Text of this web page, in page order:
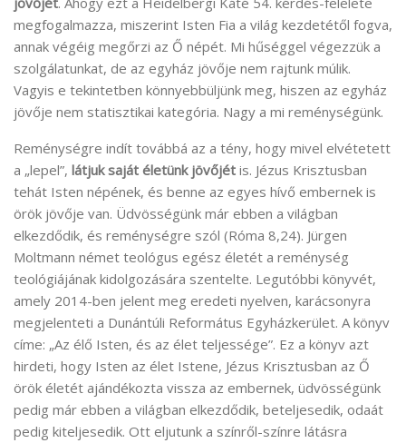
megfogalmazza, miszerint Isten Fia a világ kezdetétől fogva,
annak végéig megőrzi az Ő népét. Mi hűséggel végezzük a
szolgálatunkat, de az egyház jövője nem rajtunk múlik.
Vagyis e tekintetben könnyebbüljünk meg, hiszen az egyház
jövője nem statisztikai kategória. Nagy a mi reménységünk.
Reménységre indít továbbá az a tény, hogy mivel elvétetett
a „lepel”, látjuk saját életünk jövőjét is. Jézus Krisztusban
tehát Isten népének, és benne az egyes hívő embernek is
örök jövője van. Üdvösségünk már ebben a világban
elkezdődik, és reménységre szól (Róma 8,24). Jürgen
Moltmann német teológus egész életét a reménység
teológiájának kidolgozására szentelte. Legutóbbi könyvét,
amely 2014-ben jelent meg eredeti nyelven, karácsonyra
megjelenteti a Dunántúli Református Egyházkerület. A könyv
címe: „Az élő Isten, és az élet teljessége”. Ez a könyv azt
hirdeti, hogy Isten az élet Istene, Jézus Krisztusban az Ő
örök életét ajándékozta vissza az embernek, üdvösségünk
pedig már ebben a világban elkezdődik, beteljesedik, odaát
pedig kiteljesedik. Ott eljutunk a színről-színre látásra